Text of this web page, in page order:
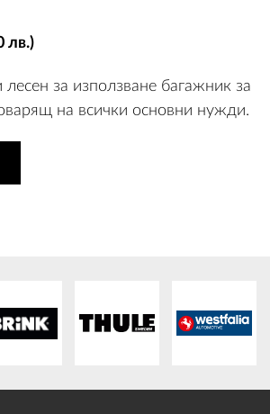
лв.)
за използване багажник за
на всички основни нужди.